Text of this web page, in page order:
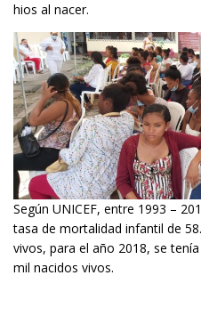
hios al nacer.
Según UNICEF, entre 1993 –
tasa de mortalidad infantil de
vivos, para el año 2018, se
mil nacidos vivos.